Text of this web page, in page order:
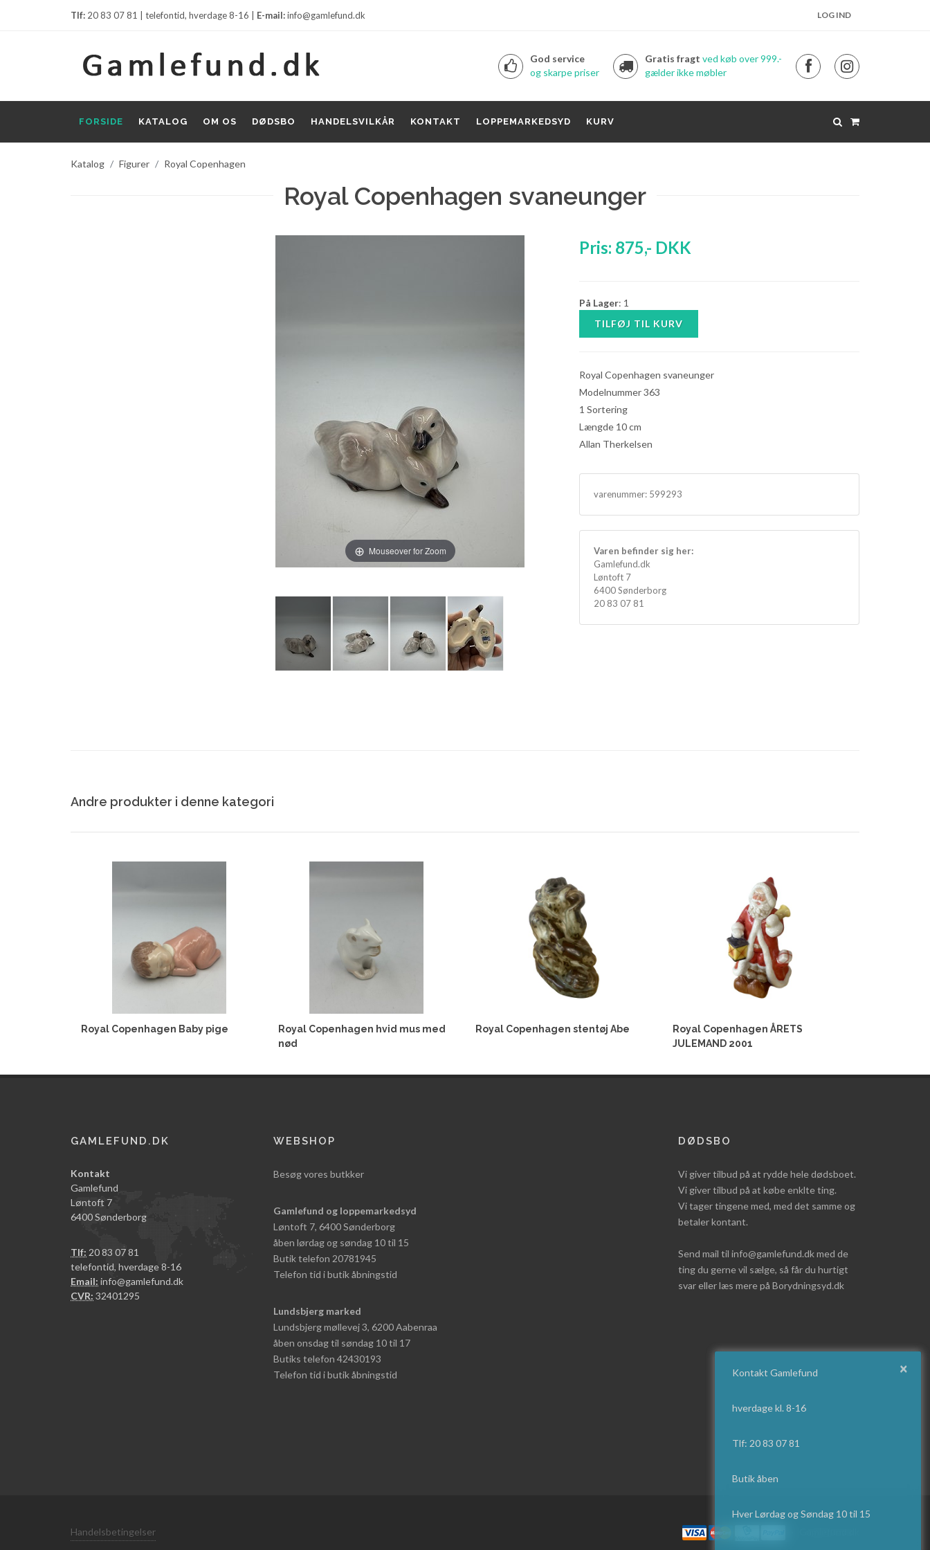
Tlf: 20 83 07 81 | telefontid, hverdage 8-16 | E-mail:info@gamlefund.dk LOG IND
God service
og skarpe priser
Gratis fragt ved køb over 999.-
gælder ikke møbler
FORSIDE KATALOG OM OS DØDSBO HANDELSVILKÅR KONTAKT LOPPEMARKEDSYD KURV
Katalog Figurer Royal Copenhagen
Royal Copenhagen svaneunger
Mouseover for Zoom
Pris: 875,- DKK
På Lager: 1
Royal Copenhagen svaneunger
Modelnummer 363
1 Sortering
Længde 10 cm
Allan Therkelsen
varenummer: 599293
Varen befinder sig her:
Gamlefund.dk
Løntoft 7
6400 Sønderborg
20 83 07 81
Andre produkter i denne kategori
Royal Copenhagen Baby pige
Royal Copenhagen hvid mus med
nød
Royal Copenhagen stentøj Abe
Royal Copenhagen ÅRETS
JULEMAND 2001
GAMLEFUND.DK
Kontakt
Gamlefund
Løntoft 7
6400 Sønderborg
Tlf: 20 83 07 81
telefontid, hverdage 8-16
Email: info@gamlefund.dk
CVR: 32401295
WEBSHOP
Besøg vores butkker
Gamlefund og loppemarkedsyd
Løntoft 7, 6400 Sønderborg
åben lørdag og søndag 10 til 15
Butik telefon 20781945
Telefon tid i butik åbningstid
Lundsbjerg marked
Lundsbjerg møllevej 3, 6200 Aabenraa
åben onsdag til søndag 10 til 17
Butiks telefon 42430193
Telefon tid i butik åbningstid
DØDSBO
Vi giver tilbud på at rydde hele dødsboet.
Vi giver tilbud på at købe enklte ting.
Vi tager tingene med, med det samme og
betaler kontant.
Send mail til info@gamlefund.dk med de
ting du gerne vil sælge, så får du hurtigt
svar eller læs mere på Borydningsyd.dk
Handelsbetingelser
×
Kontakt Gamlefund
hverdage kl. 8-16
Tlf: 20 83 07 81
Butik åben
Hver Lørdag og Søndag 10 til 15